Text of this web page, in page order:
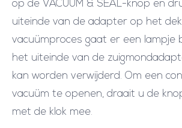
op de VACUUM & SEAL-knop en
uiteinde van de adapter op het
vacuümproces gaat er een lampje
het uiteinde van de
kan worden verwijderd. Om een
vacuüm te openen, draait u de
met de klok mee.